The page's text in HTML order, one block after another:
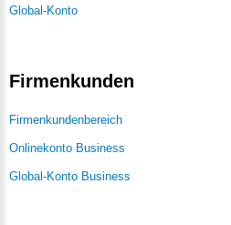
Global-Konto
Firmenkunden
Firmenkundenbereich
Onlinekonto Business
Global-Konto Business